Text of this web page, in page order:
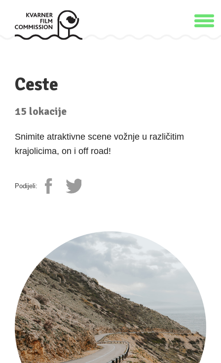
Ceste
15 lokacije
Snimite atraktivne scene vožnje u različitim
krajolicima, on i off road!
Podijeli: